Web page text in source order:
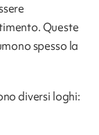
Queste
spesso la
diversi loghi: